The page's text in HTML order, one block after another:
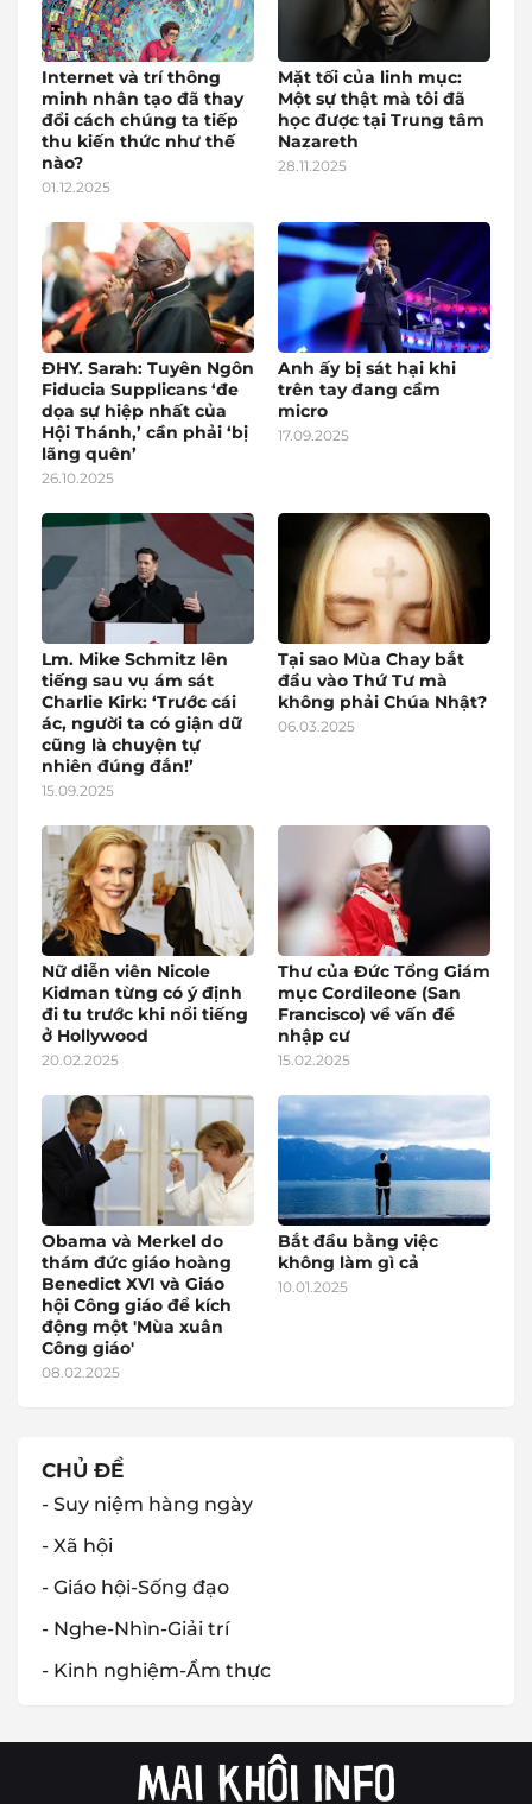
Internet và trí thông
minh nhân tạo đã thay
đổi cách chúng ta tiếp
thu kiến thức như thế
nào?
01.12.2025
Mặt tối của linh mục:
Một sự thật mà tôi đã
học được tại Trung tâm
Nazareth
28.11.2025
ĐHY. Sarah: Tuyên Ngôn
Fiducia Supplicans ‘đe
dọa sự hiệp nhất của
Hội Thánh,’ cần phải ‘bị
lãng quên’
26.10.2025
Anh ấy bị sát hại khi
trên tay đang cầm
micro
17.09.2025
Lm. Mike Schmitz lên
tiếng sau vụ ám sát
Charlie Kirk: ‘Trước cái
ác, người ta có giận dữ
cũng là chuyện tự
nhiên đúng đắn!’
15.09.2025
Tại sao Mùa Chay bắt
đầu vào Thứ Tư mà
không phải Chúa Nhật?
06.03.2025
Nữ diễn viên Nicole
Kidman từng có ý định
đi tu trước khi nổi tiếng
ở Hollywood
20.02.2025
Thư của Đức Tổng Giám
mục Cordileone (San
Francisco) về vấn đề
nhập cư
15.02.2025
Obama và Merkel do
thám đức giáo hoàng
Benedict XVI và Giáo
hội Công giáo để kích
động một 'Mùa xuân
Công giáo'
08.02.2025
Bắt đầu bằng việc
không làm gì cả
10.01.2025
CHỦ ĐỀ
- Suy niệm hàng ngày
- Xã hội
- Giáo hội-Sống đạo
- Nghe-Nhìn-Giải trí
- Kinh nghiệm-Ẩm thực